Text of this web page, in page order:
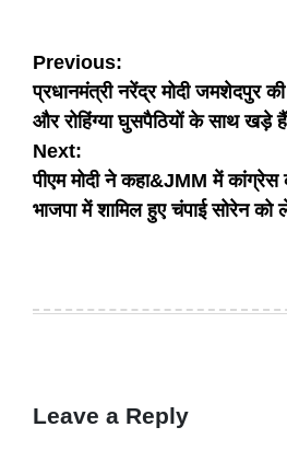
Post
navigation
Previous:
प्रधानमंत्री नरेंद्र मोदी जमशेदपुर की
और रोहिंग्या घुसपैठियों के साथ खड़े
Next:
पीएम मोदी ने कहा&JMM में
भाजपा में शामिल हुए चंपाई सोरेन को
Leave a Reply